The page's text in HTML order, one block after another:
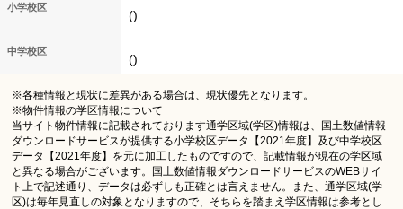
小学校区
()
中学校区
()
※各種情報と現状に差異がある場合は、現状優先となります。
※物件情報の学区情報について
当サイト物件情報に記載されております通学区域(学区)情報は、国土数値情報
ダウンロードサービスが提供する小学校区データ【2021年度】及び中学校区
データ【2021年度】を元に加工したものですので、記載情報が現在の学区域
と異なる場合がございます。国土数値情報ダウンロードサービスのWEBサイ
ト上で記述通り、データは必ずしも正確とは言えません。また、通学区域(学
区)は毎年見直しの対象となりますので、そちらを踏まえ学区情報は参考とし